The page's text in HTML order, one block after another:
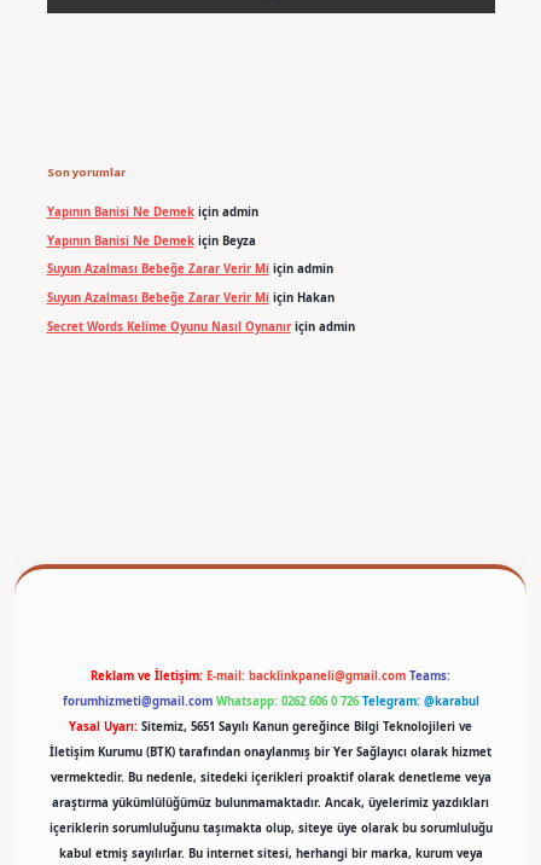
Son yorumlar
Yapının Banisi Ne Demekiçin admin
Yapının Banisi Ne Demekiçin Beyza
Suyun Azalması Bebeğe Zarar Verir Miiçin admin
Suyun Azalması Bebeğe Zarar Verir Miiçin Hakan
Secret Words Kelime Oyunu Nasıl Oynanıriçin admin
Reklam ve İletişim: E-mail: backlinkpaneli@gmail.com Teams:
forumhizmeti@gmail.com Whatsapp: 0262 606 0 726 Telegram: @karabul
Yasal Uyarı: Sitemiz, 5651 Sayılı Kanun gereğince Bilgi Teknolojileri ve
İletişim Kurumu (BTK) tarafından onaylanmış bir Yer Sağlayıcı olarak hizmet
vermektedir. Bu nedenle, sitedeki içerikleri proaktif olarak denetleme veya
araştırma yükümlülüğümüz bulunmamaktadır. Ancak, üyelerimiz yazdıkları
içeriklerin sorumluluğunu taşımakta olup, siteye üye olarak bu sorumluluğu
kabul etmiş sayılırlar. Bu internet sitesi, herhangi bir marka, kurum veya